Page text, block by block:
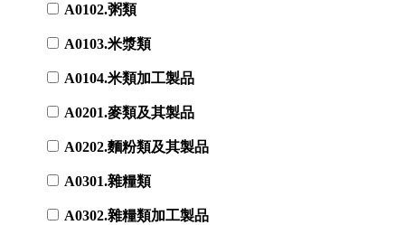
A0102.粥類
A0103.米漿類
A0104.米類加工製品
A0201.麥類及其製品
A0202.麵粉類及其製品
A0301.雜糧類
A0302.雜糧類加工製品